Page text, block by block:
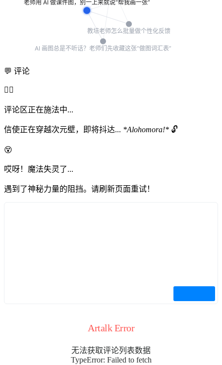
💬 评论
🧙‍♂️
评论区正在施法中...
信使正在穿越次元壁，即将抖达... *Alohomora!* 🔓
😵
哎呀！魔法失灵了...
遇到了神秘力量的阻挡。请刷新页面重试！
Artalk Error
无法获取评论列表数据
TypeError: Failed to fetch